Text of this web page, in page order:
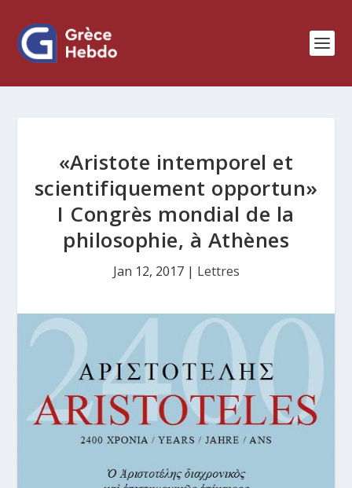
«Aristote intemporel et
scientifiquement opportun»
I Congrès mondial de la
philosophie, à Athènes
Jan 12, 2017| Lettres